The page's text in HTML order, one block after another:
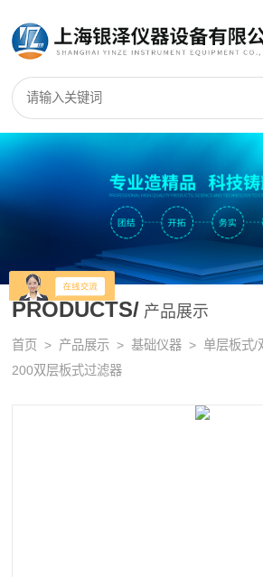
PRODUCTS/ 产品展示
首页 > 产品展示 >基础仪器 >单层板式/
200双层板式过滤器